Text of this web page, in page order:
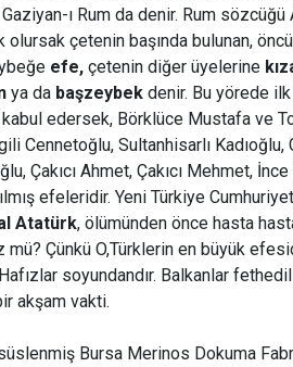
ı Rum da denir. Rum
olursak çetenin başında bulunan,
efe, çetenin diğer üyelerine
ya da  başzeybek denir. Bu yörede
edersek, Börklüce Mustafa ve
Cennetoğlu, Sultanhisarlı Kadıoğlu,
Çakıcı Ahmet, Çakıcı Mehmet,
efeleridir. Yeni Türkiye
Atatürk, ölümünden önce hasta
mü? Çünkü O,Türklerin en büyük
Hafızlar soyundandır. Balkanlar
akşam vakti.
Bursa Merinos Dokuma